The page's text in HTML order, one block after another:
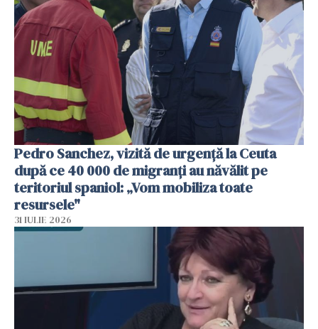
Pedro Sanchez, vizită de urgență la Ceuta
după ce 40 000 de migranți au năvălit pe
teritoriul spaniol: „Vom mobiliza toate
resursele"
31 IULIE 2026